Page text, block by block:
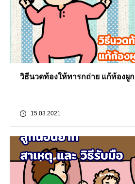
วิธีนวดท้องให้ทารกถ่าย แก้ท้องผูก
15.03.2021